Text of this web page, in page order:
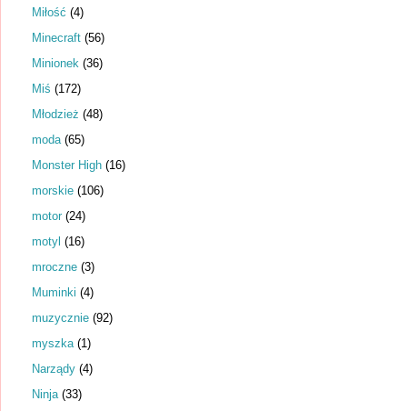
Miłość (4)
Minecraft (56)
Minionek (36)
Miś (172)
Młodzież (48)
moda (65)
Monster High (16)
morskie (106)
motor (24)
motyl (16)
mroczne (3)
Muminki (4)
muzycznie (92)
myszka (1)
Narządy (4)
Ninja (33)